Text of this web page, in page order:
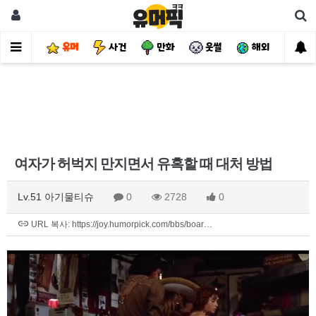
유머 사건 만화 웃썰 해외 핫
여자가 허벅지 만지면서 유혹할 때 대처 방법
Lv.51 아기물티슈 0 2728 0
URL 복사: https://joy.humorpick.com/bbs/boar…